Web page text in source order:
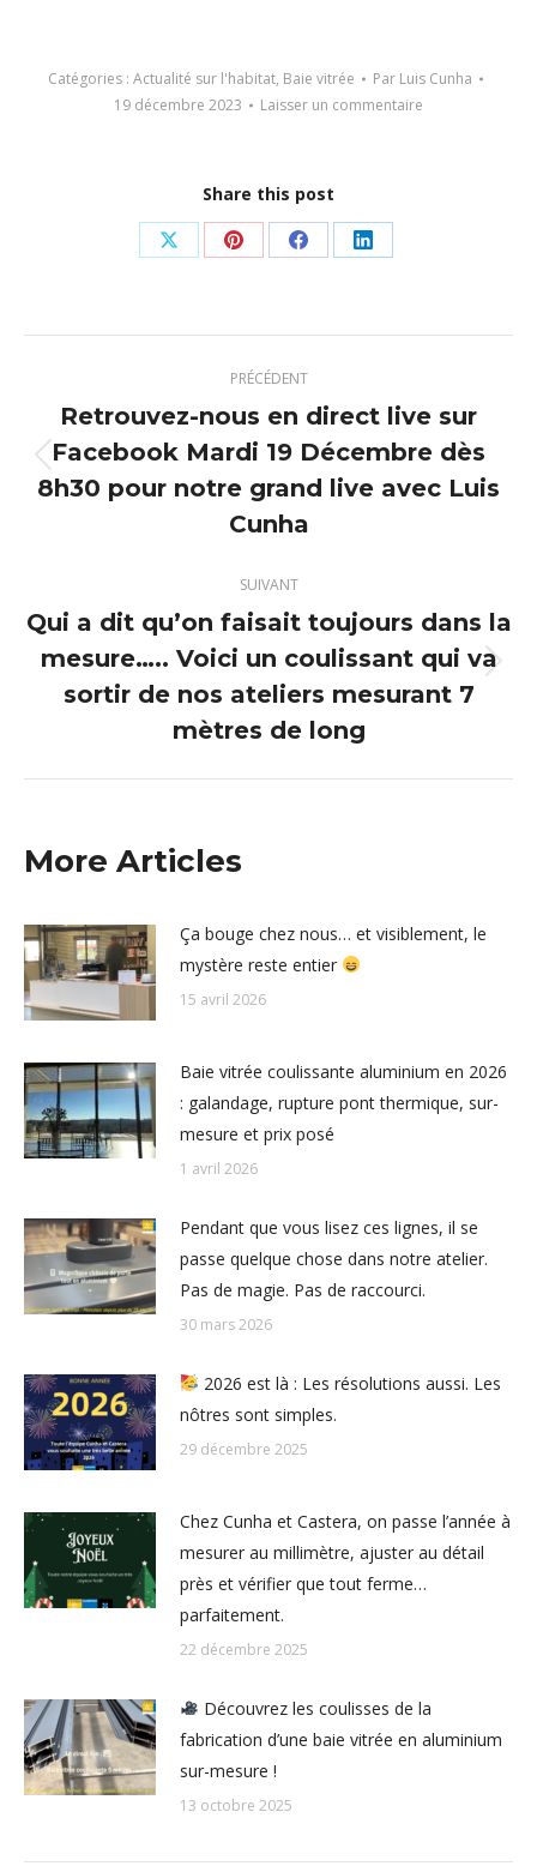
Catégories : Actualité sur l'habitat, Baie vitrée Par Luis Cunha
19 décembre 2023
Laisser un commentaire
Share this post
Partager
X
Partager
Pinterest
Partager
Facebook
Partager
LinkedIn
article
PRÉCÉDENT
Article
précédent
:
Retrouvez-nous en direct live sur
Facebook Mardi 19 Décembre dès
8h30 pour notre grand live avec Luis
Cunha
SUIVANT
Article
suivant
:
Qui a dit qu’on faisait toujours dans la
mesure….. Voici un coulissant qui va
sortir de nos ateliers mesurant 7
mètres de long
More Articles
Ça bouge chez nous… et visiblement, le
mystère reste entier
15 avril 2026
Baie vitrée coulissante aluminium en 2026
: galandage, rupture pont thermique, sur-
mesure et prix posé
1 avril 2026
Pendant que vous lisez ces lignes, il se
passe quelque chose dans notre atelier.
Pas de magie. Pas de raccourci.
30 mars 2026
2026 est là : Les résolutions aussi. Les
nôtres sont simples.
29 décembre 2025
Chez Cunha et Castera, on passe l’année à
mesurer au millimètre, ajuster au détail
près et vérifier que tout ferme…
parfaitement.
22 décembre 2025
Découvrez les coulisses de la
fabrication d’une baie vitrée en aluminium
sur-mesure !
13 octobre 2025